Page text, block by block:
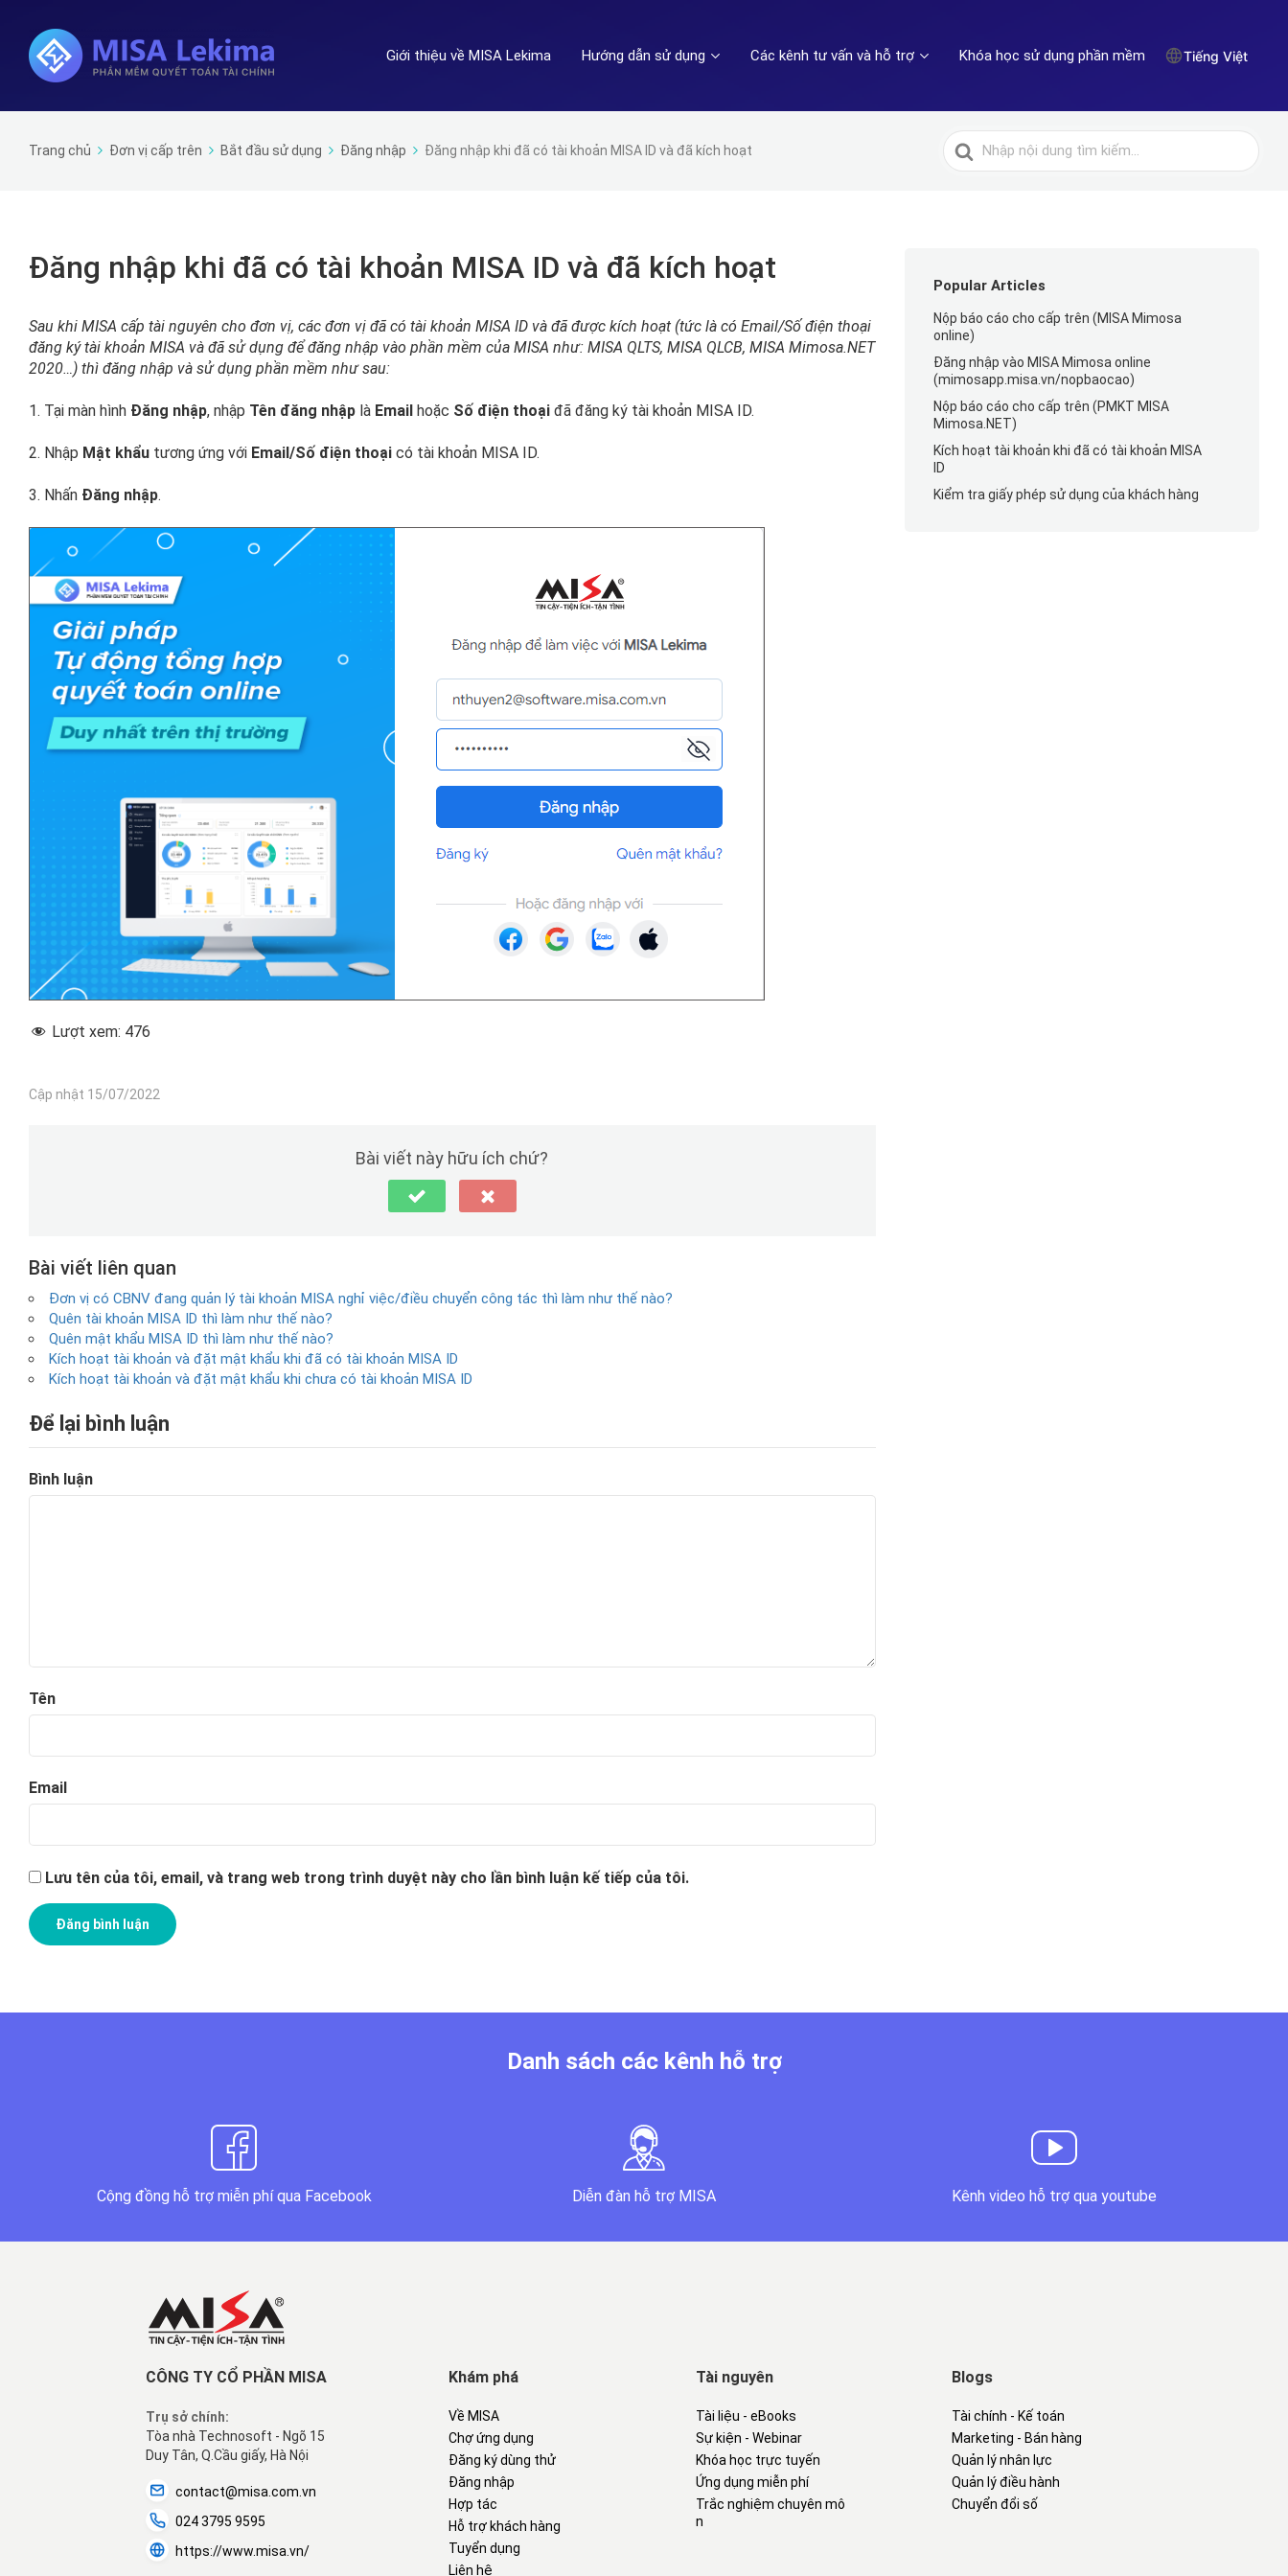
Giới thiệu về MISA Lekima Hướng dẫn sử dụng Các kênh tư vấn và hỗ trợ Khóa học sử dụng phần mềm Tiếng Việt
Trang chủ Đơn vị cấp trên Bắt đầu sử dụng Đăng nhập Đăng nhập khi đã có tài khoản MISA ID và đã kích hoạt
Tìm
kiếm
Đăng nhập khi đã có tài khoản MISA ID và đã kích hoạt
Sau khi MISA cấp tài nguyên cho đơn vị, các đơn vị đã có tài khoản MISA ID và đã được kích hoạt (tức là có Email/Số điện thoại
đăng ký tài khoản MISA và đã sử dụng để đăng nhập vào phần mềm của MISA như: MISA QLTS, MISA QLCB, MISA Mimosa.NET
2020…) thì đăng nhập và sử dụng phần mềm như sau:
1. Tại màn hình Đăng nhập, nhập Tên đăng nhập là Email hoặc Số điện thoại đã đăng ký tài khoản MISA ID.
2. Nhập Mật khẩu tương ứng với Email/Số điện thoại có tài khoản MISA ID.
3. Nhấn Đăng nhập.
Lượt xem: 476
Cập nhật 15/07/2022
Bài viết này hữu ích chứ?
Bài viết liên quan
Đơn vị có CBNV đang quản lý tài khoản MISA nghỉ việc/điều chuyển công tác thì làm như thế nào?
Quên tài khoản MISA ID thì làm như thế nào?
Quên mật khẩu MISA ID thì làm như thế nào?
Kích hoạt tài khoản và đặt mật khẩu khi đã có tài khoản MISA ID
Kích hoạt tài khoản và đặt mật khẩu khi chưa có tài khoản MISA ID
Để lại bình luận
Bình luận
Tên
Email
Lưu tên của tôi, email, và trang web trong trình duyệt này cho lần bình luận kế tiếp của tôi.
Popular Articles
Nộp báo cáo cho cấp trên (MISA Mimosa
online)
Đăng nhập vào MISA Mimosa online
(mimosapp.misa.vn/nopbaocao)
Nộp báo cáo cho cấp trên (PMKT MISA
Mimosa.NET)
Kích hoạt tài khoản khi đã có tài khoản MISA
ID
Kiểm tra giấy phép sử dụng của khách hàng
Danh sách các kênh hỗ trợ
Cộng đồng hỗ trợ miễn phí qua Facebook Diễn đàn hỗ trợ MISA Kênh video hỗ trợ qua youtube
CÔNG TY CỔ PHẦN MISA
Trụ sở chính:
Tòa nhà Technosoft - Ngõ 15
Duy Tân, Q.Cầu giấy, Hà Nội
contact@misa.com.vn
024 3795 9595
https://www.misa.vn/
Khám phá
Về MISA
Chợ ứng dụng
Đăng ký dùng thử
Đăng nhập
Hợp tác
Hỗ trợ khách hàng
Tuyển dụng
Liên hệ
Tài nguyên
Tài liệu - eBooks
Sự kiện - Webinar
Khóa học trực tuyến
Ứng dụng miễn phí
Trắc nghiệm chuyên mô
n
Blogs
Tài chính - Kế toán
Marketing - Bán hàng
Quản lý nhân lực
Quản lý điều hành
Chuyển đổi số